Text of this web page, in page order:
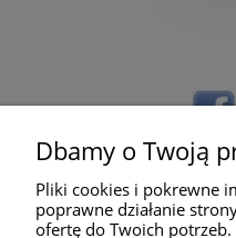
Dbamy o Twoją
Pliki cookies i pokrewne
poprawne działanie
ofertę do Twoich potrzeb.